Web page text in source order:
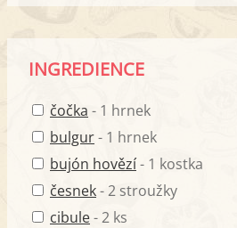
INGREDIENCE
čočka - 1 hrnek
bulgur- 1 hrnek
bujón hovězí- 1 kostka
česnek- 2 stroužky
cibule- 2 ks